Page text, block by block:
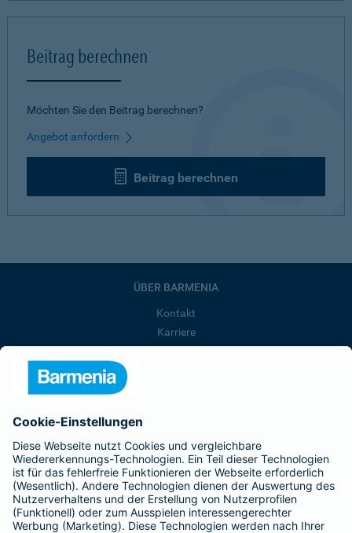
Beitrag berechnen
Möchten Sie den Beitrag berechnen?
Angebot anfordern
Beitrag berechnen
ÜBER BARMENIA
Kontakt
Karriere
Barmenia ist Teil der BarmeniaGothaer
BELIEBTE SEITEN
Kranken-Zusatzversicherung
Tierversicherungen
Haftpflichtversicherung